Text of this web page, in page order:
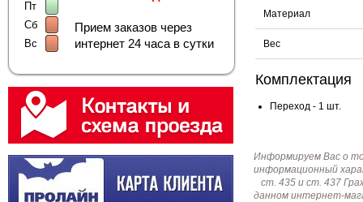
Пт
Сб
Вс
Прием заказов через
интернет 24 часа в сутки
Материал
Вес
Комплектация
Переход - 1 шт.
Информируем Вас о
информационный
ст. 435 и ст. 437
данном интернет-